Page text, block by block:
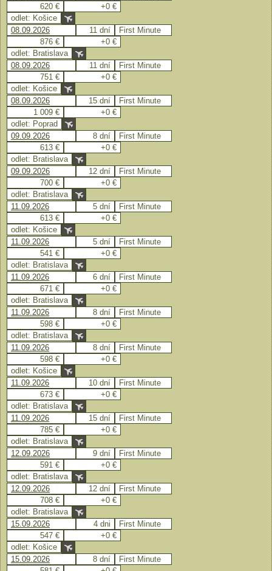
620 €
+0 €
odlet: Košice
08.09.2026
11 dní
First Minute
876 €
+0 €
odlet: Bratislava
08.09.2026
11 dní
First Minute
751 €
+0 €
odlet: Košice
08.09.2026
15 dní
First Minute
1 009 €
+0 €
odlet: Poprad
09.09.2026
8 dní
First Minute
613 €
+0 €
odlet: Bratislava
09.09.2026
12 dní
First Minute
700 €
+0 €
odlet: Bratislava
11.09.2026
5 dní
First Minute
613 €
+0 €
odlet: Košice
11.09.2026
5 dní
First Minute
541 €
+0 €
odlet: Bratislava
11.09.2026
6 dní
First Minute
671 €
+0 €
odlet: Bratislava
11.09.2026
8 dní
First Minute
598 €
+0 €
odlet: Bratislava
11.09.2026
8 dní
First Minute
598 €
+0 €
odlet: Košice
11.09.2026
10 dní
First Minute
673 €
+0 €
odlet: Bratislava
11.09.2026
15 dní
First Minute
785 €
+0 €
odlet: Bratislava
12.09.2026
9 dní
First Minute
591 €
+0 €
odlet: Bratislava
12.09.2026
12 dní
First Minute
708 €
+0 €
odlet: Bratislava
15.09.2026
4 dni
First Minute
547 €
+0 €
odlet: Košice
15.09.2026
8 dní
First Minute